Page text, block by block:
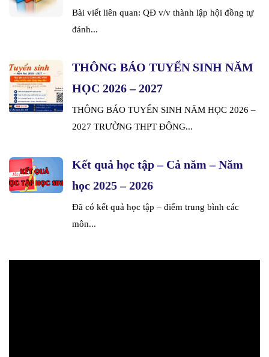
Bài viết liên quan: QĐ v/v thành lập hội đồng tự
đánh...
THÔNG BÁO TUYỂN SINH NĂM
HỌC 2026 – 2027
THÔNG BÁO TUYỂN SINH NĂM HỌC 2026 –
2027 TRƯỜNG THPT ĐÔNG...
Kết quả học tập – Cả năm – Năm
học 2025 – 2026
Đã có kết quả học tập – điểm trung bình các
môn...